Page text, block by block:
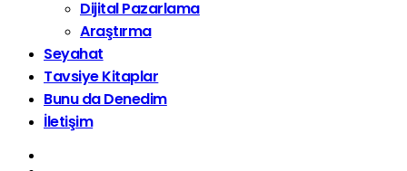
Dijital Pazarlama
Araştırma
Seyahat
Tavsiye Kitaplar
Bunu da Denedim
İletişim